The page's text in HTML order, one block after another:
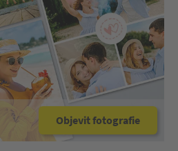
Objevit fotografie